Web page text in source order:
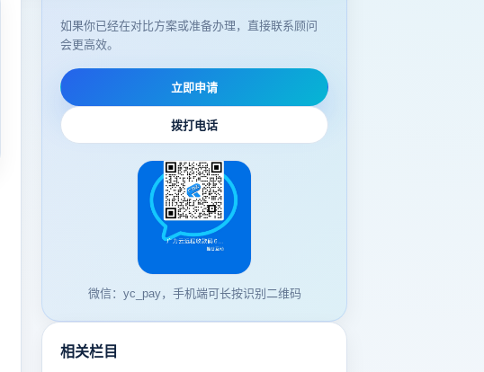
如果你已经在对比方案或准备办理，直接联系顾问
会更高效。
立即申请
拨打电话
微信：yc_pay，手机端可长按识别二维码
相关栏目